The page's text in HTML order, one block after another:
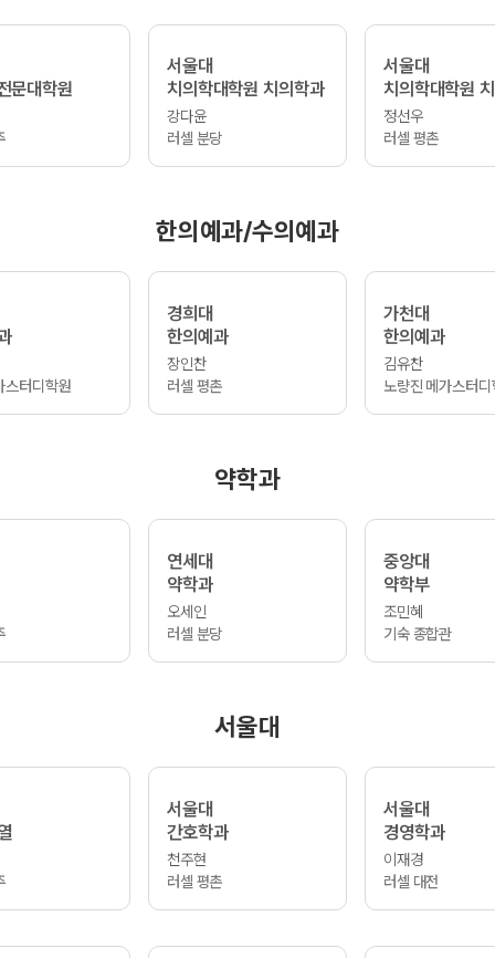
문대학원
서울대
치의학대학원 치의학과
강다윤
러셀 분당
서울대
치의학대학원
정선우
러셀 평촌
한의예과/수의예과
스터디학원
경희대
한의예과
장인찬
러셀 평촌
가천대
한의예과
김유찬
노량진 메가스터디
약학과
연세대
약학과
오세인
러셀 분당
중앙대
약학부
조민혜
기숙 종합관
서울대
서울대
간호학과
천주현
러셀 평촌
서울대
경영학과
이재경
러셀 대전